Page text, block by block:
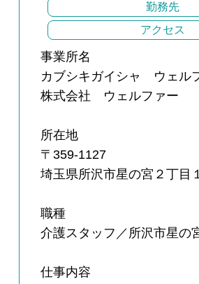
勤務先
アクセス
事業所名
カブシキガイシャ ウェル
株式会社 ウェルファー
所在地
〒359-1127
埼玉県所沢市星の宮２丁目
職種
介護スタッフ／所沢市星の
仕事内容